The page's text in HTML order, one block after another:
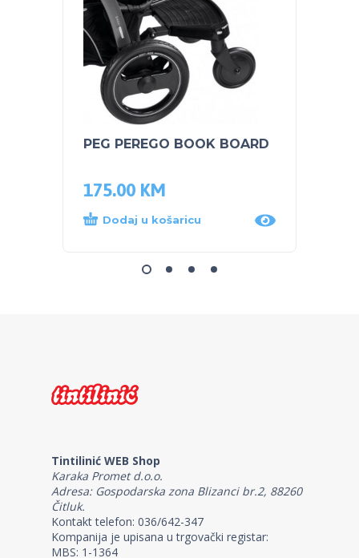
PEG PEREGO BOOK BOARD
175.00 KM
Dodaj u košaricu
Tintilinić WEB Shop
Karaka Promet d.o.o.
Adresa: Gospodarska zona Blizanci br.2, 88260
Čitluk.
Kontakt telefon: 036/642-347
Kompanija je upisana u trgovački registar:
MBS: 1-1364